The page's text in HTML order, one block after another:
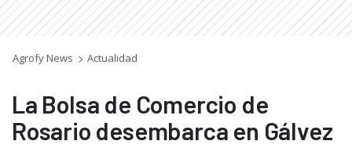
Agrofy News Actualidad
La Bolsa de Comercio de
Rosario desembarca en Gálvez